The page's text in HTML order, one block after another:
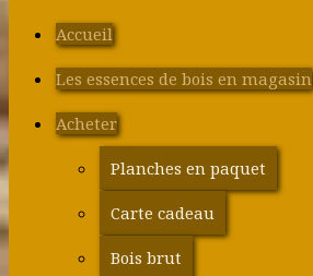
Accueil
Les essences de bois en magasin
Acheter
Planches en paquet
Carte cadeau
Bois brut